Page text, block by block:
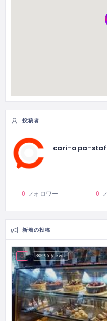
投稿者
cari-apa-
0 フォロワー 0
新着の投稿
96 Views